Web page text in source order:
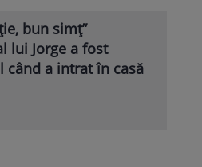
bun simț”
lui Jorge a fost
când a intrat în casă